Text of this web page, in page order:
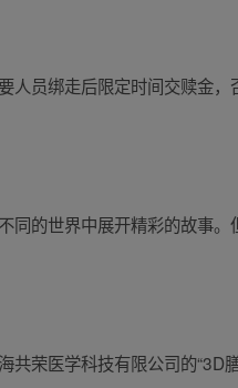
人员绑走后限定时间交赎金，
的世界中展开精彩的故事。
荣医学科技有限公司的“3D